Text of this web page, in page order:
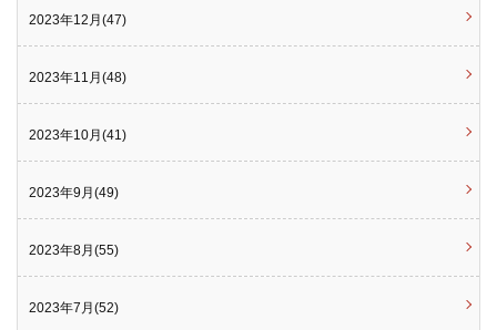
2023年12月(47)
2023年11月(48)
2023年10月(41)
2023年9月(49)
2023年8月(55)
2023年7月(52)